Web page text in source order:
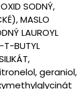
SODNÝ,
MASLO
LAUROYL
T-BUTYL
geraniol,